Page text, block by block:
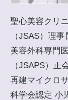
聖心美容クリ
（JSAS）理
美容外科専門
（JSAPS）正
再建マイクロ
科学会認定 小